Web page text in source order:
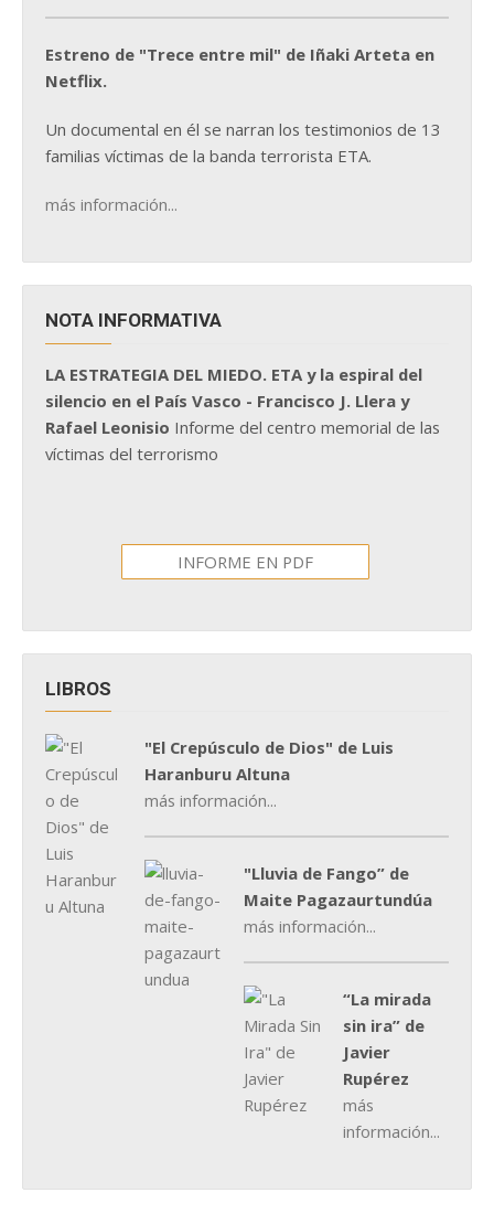
Estreno de "Trece entre mil" de Iñaki Arteta en
Netflix.
Un documental en él se narran los testimonios de 13
familias víctimas de la banda terrorista ETA.
más información...
NOTA INFORMATIVA
LA ESTRATEGIA DEL MIEDO. ETA y la espiral del
silencio en el País Vasco - Francisco J. Llera y
Rafael Leonisio Informe del centro memorial de las
víctimas del terrorismo
INFORME EN PDF
LIBROS
"El Crepúsculo de Dios" de Luis
Haranburu Altuna
más información...
"Lluvia de Fango” de
Maite Pagazaurtundúa
más información...
“La mirada
sin ira” de
Javier
Rupérez
más
información...